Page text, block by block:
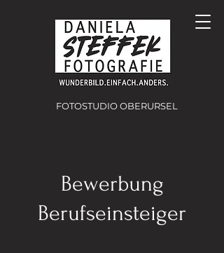
FOTOSTUDIO OBERURSEL
Bewerbung
Berufseinsteiger